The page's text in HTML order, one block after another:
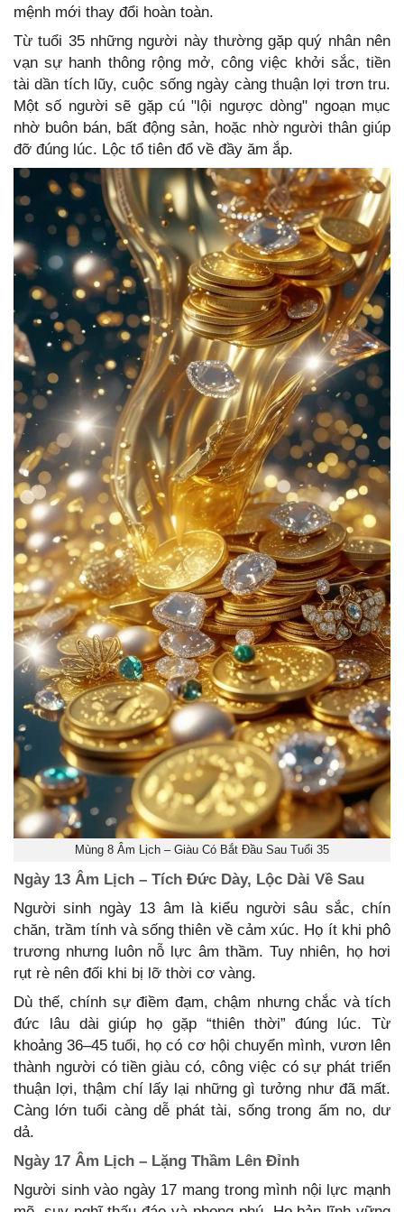
mệnh mới thay đổi hoàn toàn.
Từ tuổi 35 những người này thường gặp quý nhân nên
vạn sự hanh thông rộng mở, công việc khởi sắc, tiền
tài dần tích lũy, cuộc sống ngày càng thuận lợi trơn tru.
Một số người sẽ gặp cú "lội ngược dòng" ngoạn mục
nhờ buôn bán, bất động sản, hoặc nhờ người thân giúp
đỡ đúng lúc. Lộc tổ tiên đổ về đầy ăm ắp.
Mùng 8 Âm Lịch – Giàu Có Bắt Đầu Sau Tuổi 35
Ngày 13 Âm Lịch – Tích Đức Dày, Lộc Dài Về Sau
Người sinh ngày 13 âm là kiểu người sâu sắc, chín
chăn, trầm tính và sống thiên về cảm xúc. Họ ít khi phô
trương nhưng luôn nỗ lực âm thầm. Tuy nhiên, họ hơi
rụt rè nên đối khi bị lỡ thời cơ vàng.
Dù thế, chính sự điềm đạm, chậm nhưng chắc và tích
đức lâu dài giúp họ gặp “thiên thời” đúng lúc. Từ
khoảng 36–45 tuổi, họ có cơ hội chuyển mình, vươn lên
thành người có tiền giàu có, công việc có sự phát triển
thuận lợi, thậm chí lấy lại những gì tưởng như đã mất.
Càng lớn tuổi càng dễ phát tài, sống trong ấm no, dư
dả.
Ngày 17 Âm Lịch – Lặng Thầm Lên Đỉnh
Người sinh vào ngày 17 mang trong mình nội lực mạnh